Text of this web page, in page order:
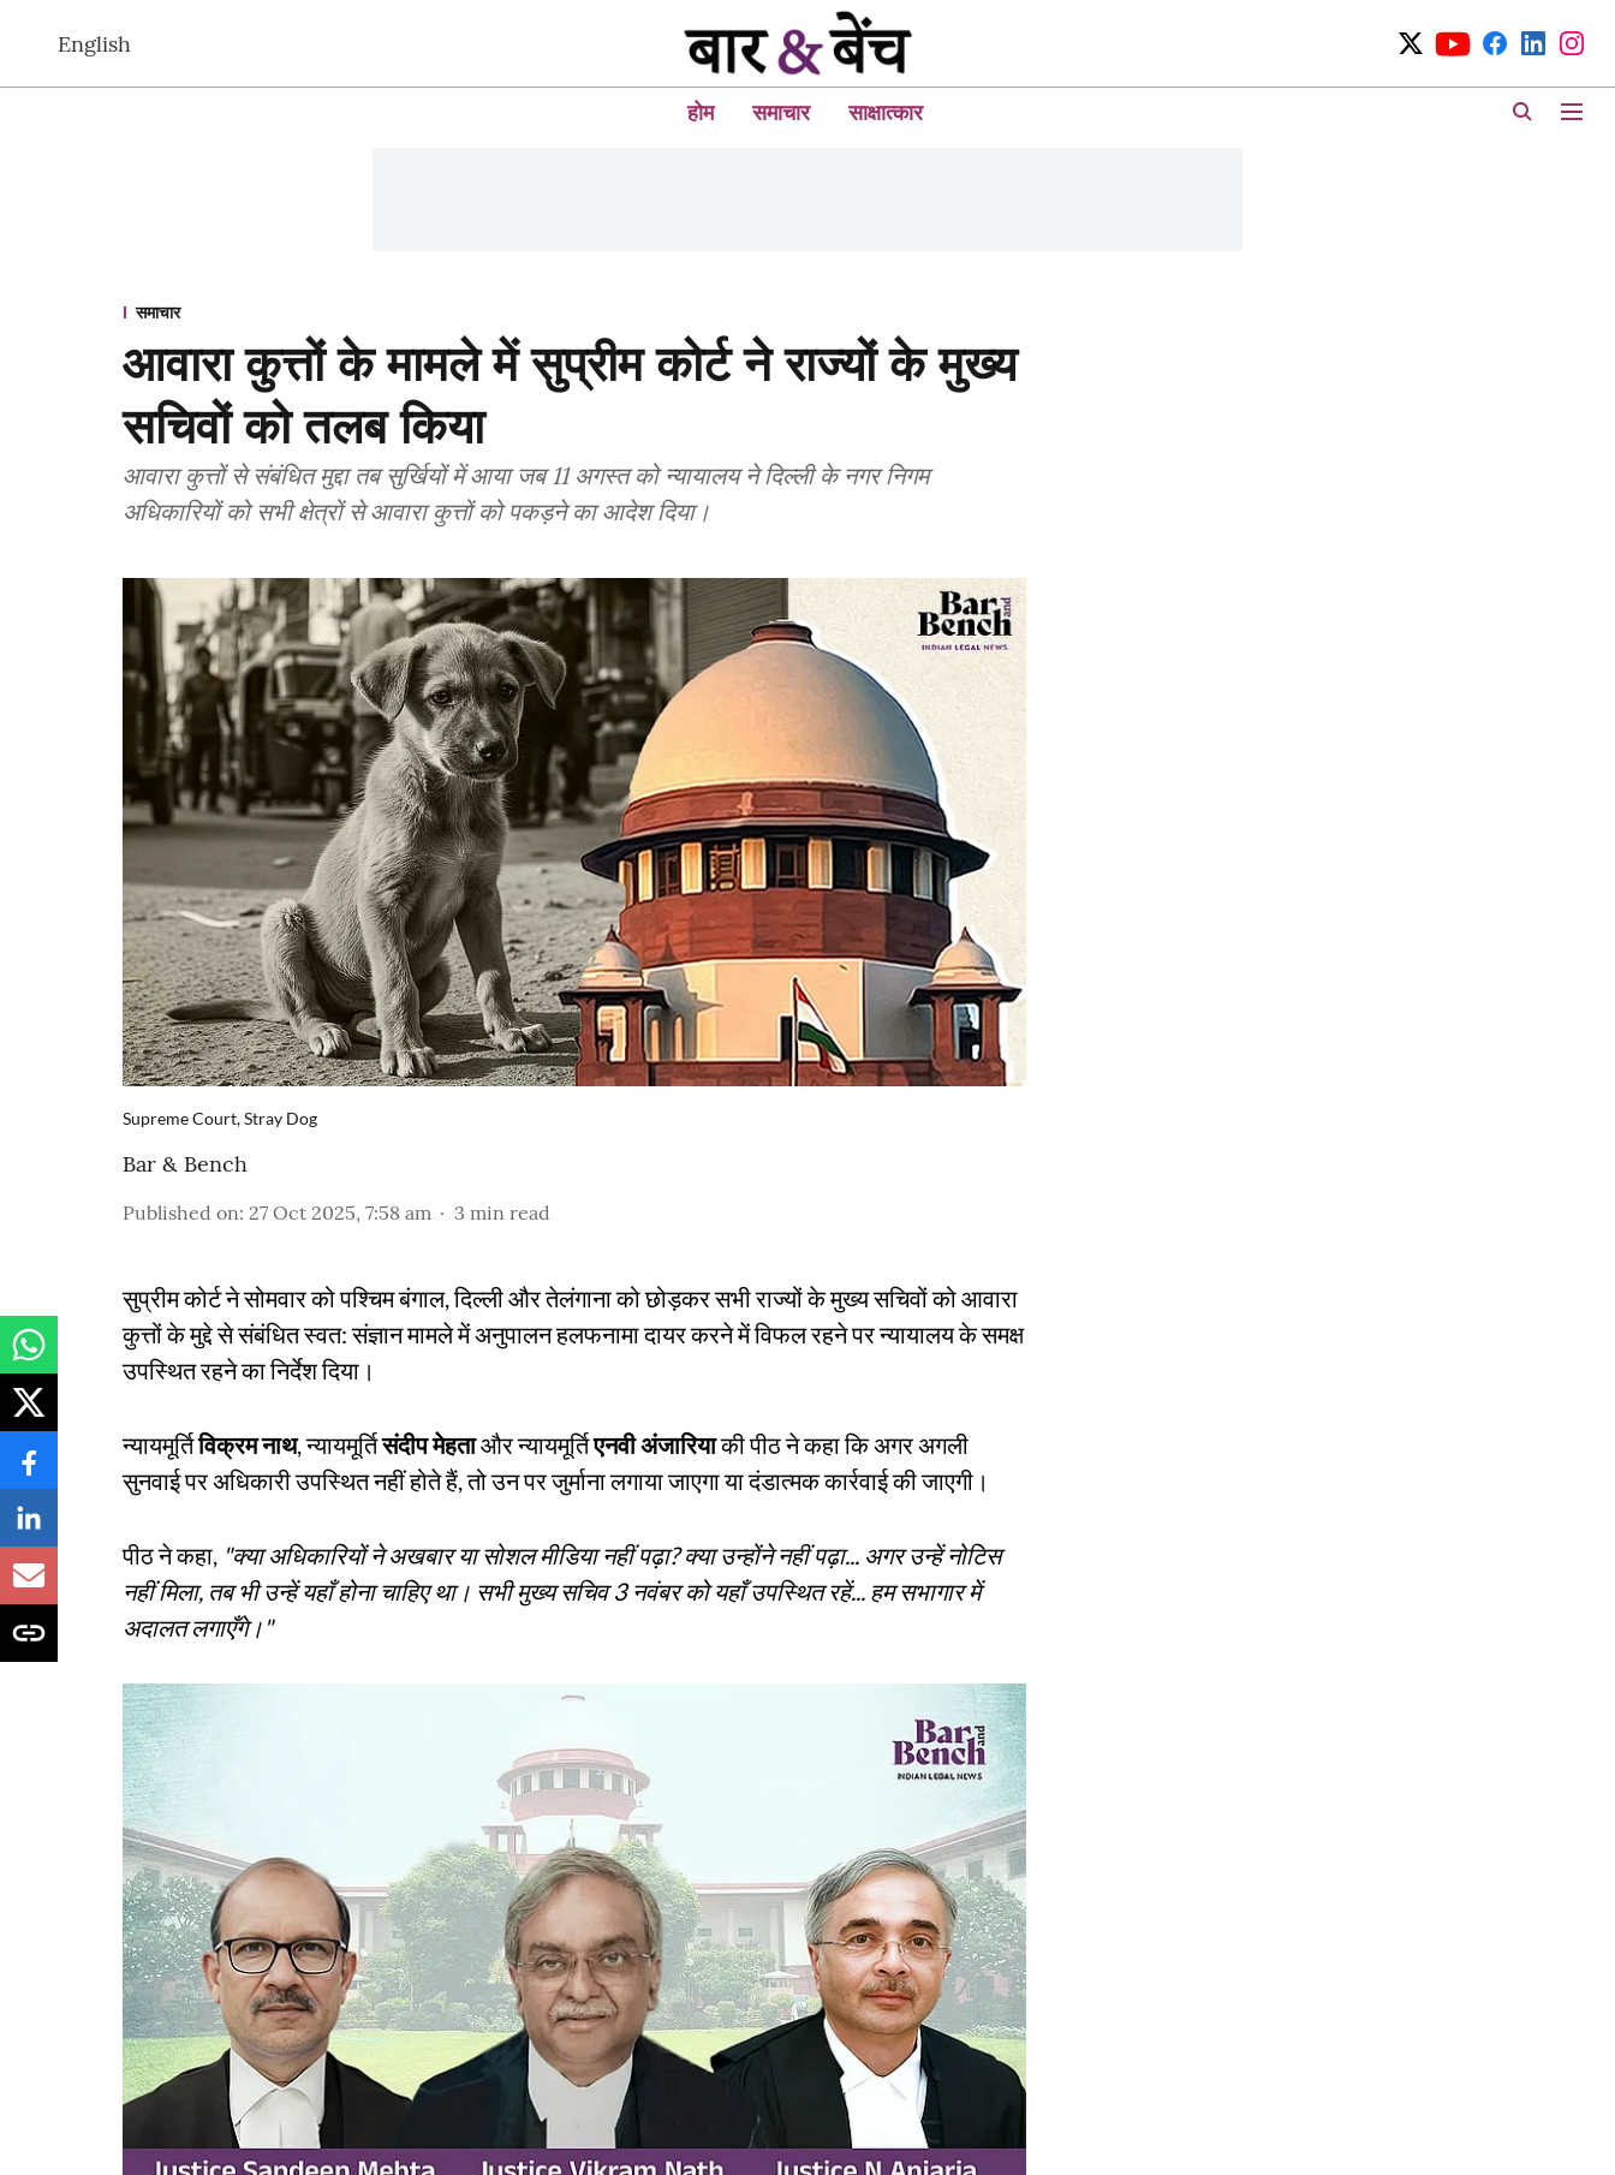
English
होम समाचार साक्षात्कार
समाचार
आवारा कुत्तों के मामले में सुप्रीम कोर्ट ने राज्यों के मुख्य
सचिवों को तलब किया
आवारा कुत्तों से संबंधित मुद्दा तब सुर्खियों में आया जब 11 अगस्त को न्यायालय ने दिल्ली के नगर निगम
अधिकारियों को सभी क्षेत्रों से आवारा कुत्तों को पकड़ने का आदेश दिया।
Supreme Court, Stray Dog
Bar & Bench
Published on: 27 Oct 2025, 7:58 am 3 min read
सुप्रीम कोर्ट ने सोमवार को पश्चिम बंगाल, दिल्ली और तेलंगाना को छोड़कर सभी राज्यों के मुख्य सचिवों को आवारा
कुत्तों के मुद्दे से संबंधित स्वत: संज्ञान मामले में अनुपालन हलफनामा दायर करने में विफल रहने पर न्यायालय के समक्ष
उपस्थित रहने का निर्देश दिया।
न्यायमूर्तिविक्रम नाथ, न्यायमूर्तिसंदीप मेहताऔर न्यायमूर्तिएनवी अंजारियाकी पीठ ने कहा कि अगर अगली
सुनवाई पर अधिकारी उपस्थित नहीं होते हैं, तो उन पर जुर्माना लगाया जाएगा या दंडात्मक कार्रवाई की जाएगी।
पीठ ने कहा, "क्या अधिकारियों ने अखबार या सोशल मीडिया नहीं पढ़ा? क्या उन्होंने नहीं पढ़ा... अगर उन्हें नोटिस
नहीं मिला, तब भी उन्हें यहाँ होना चाहिए था। सभी मुख्य सचिव 3 नवंबर को यहाँ उपस्थित रहें... हम सभागार में
अदालत लगाएँगे।"